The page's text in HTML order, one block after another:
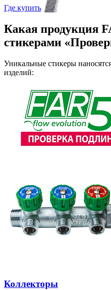
Где купить
Какая продукция
стикерами
Уникальные стикеры
изделий:
Коллекторы